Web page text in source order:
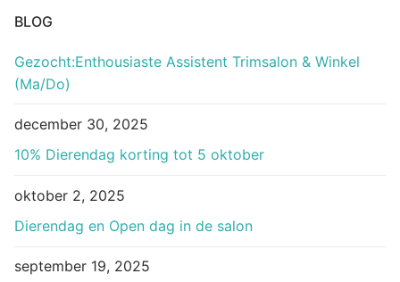
BLOG
Gezocht:Enthousiaste Assistent Trimsalon & Winkel
(Ma/Do)
december 30, 2025
10% Dierendag korting tot 5 oktober
oktober 2, 2025
Dierendag en Open dag in de salon
september 19, 2025